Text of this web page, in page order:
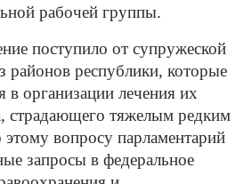
рабочей группы.
поступило от супружеской
районов республики, которые
в организации лечения их
страдающего тяжелым редким
вопросу парламентарий
запросы в федеральное